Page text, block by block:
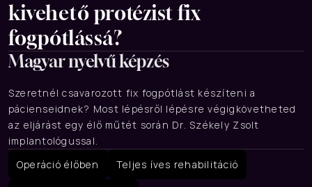
kivehető protézist fix
fogpótlássá?
Magyar nyelvű képzés
Szeretnél csavarozott fix fogpótlást készíteni a
pácienseidnek? Most lépésről lépésre végigkövetheted
az eljárást egy élő műtét során Dr. Székely Zsolt
implantológussal.
Operáció élőben﻿
Teljes íves rehabilitáció﻿